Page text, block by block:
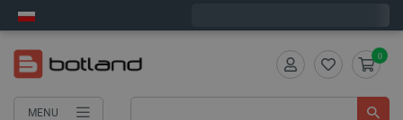
MENU
0